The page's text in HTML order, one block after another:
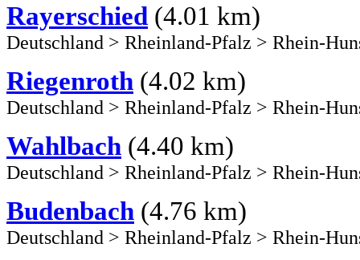
Rayerschied (4.01 km)
Deutschland > Rheinland-Pfalz > Rhein-
Riegenroth (4.02 km)
Deutschland > Rheinland-Pfalz > Rhein-
Wahlbach (4.40 km)
Deutschland > Rheinland-Pfalz > Rhein-
Budenbach (4.76 km)
Deutschland > Rheinland-Pfalz > Rhein-